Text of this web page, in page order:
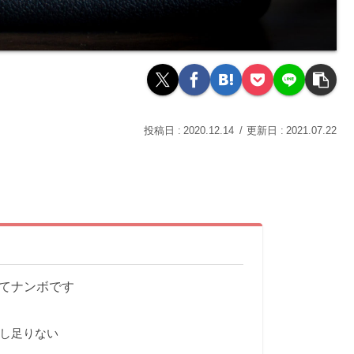
2020.12.14 2021.07.22
ナンボです
足りない